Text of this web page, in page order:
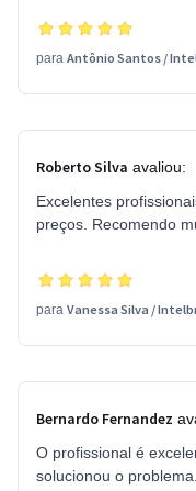
para Antônio Santos /
Roberto Silva avaliou:
Excelentes
preços. Recomendo
para Vanessa Silva /
Bernardo Fernandez
O profissional é
solucionou o